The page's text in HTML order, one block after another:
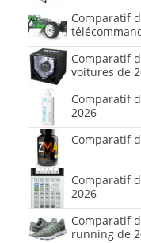
Comparatif
Comparatif
voitures de
Comparatif
2026
Comparatif
Comparatif
2026
Comparatif
running de